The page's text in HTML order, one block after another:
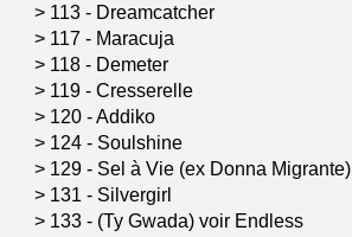
> 113 - Dreamcatcher
> 117 - Maracuja
> 118 - Demeter
> 119 - Cresserelle
> 120 - Addiko
> 124 - Soulshine
> 129 - Sel à Vie (ex Donna Migrante)
> 131 - Silvergirl
> 133 - (Ty Gwada) voir Endless